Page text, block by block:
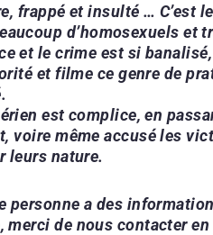
frappé et insulté … C’est
d’homosexuels et
et le crime est si
et filme ce genre de
est complice, en
voire même accusé les
leurs nature.
personne a des
merci de nous contacter en